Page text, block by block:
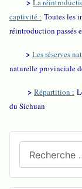
La
captivité : Toutes les
réintroduction passés
> Les réserves
naturelle provinciale
> Répartition :
du Sichuan